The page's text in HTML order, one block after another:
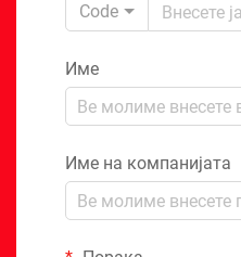
Code
Име
Име на компанијата